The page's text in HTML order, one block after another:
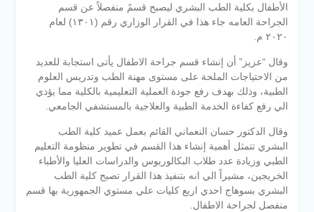
الأطفال بكلية الطب البشري ليصبح قسمً منفصلاً عن قسم
الجراحة العامه جاء هذا في القرار الوزاري رقم (١٣٠١) لعام
٢٠٢٠ م.
وقال “عزيز” أن إنشاء قسم جراحة الاطفال يأتى استجابة للعديد
من الاحتياجات الملحة على مستوى مهنة الطب وتدريس العلوم
الطبية، وذلك بهدف رفع جودة العملية التعليمية بالكلية مما يؤدي
الي رفع كفاءة الخدمة الطبية والعلاجية بالمستشفي الجامعي.
وقال الدكتور حسان النعماني القائم بعمل عميد كلية الطب
البشري تتمثل أهمية إنشاء هذا القسم في تطوير منظومة التعليم
الطبي وزيادة عدد طلاب البكالوريوس والدراسات العليا والأطباء
الخريجين، مشيراً الي انه بتنفيذ هذا القرار تصبح كلية الطب
البشري بسوهاج احدي اربع كليات علي مستوي الجمهورية بها قسم
منفصل لجراحة الاطفال.